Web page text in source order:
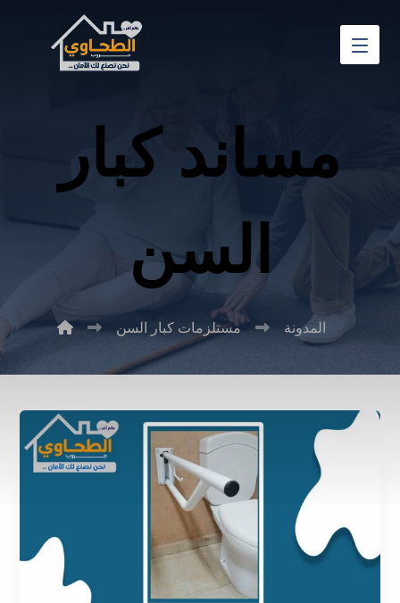
مساند كبار
السن
المدونة مستلزمات كبار السن